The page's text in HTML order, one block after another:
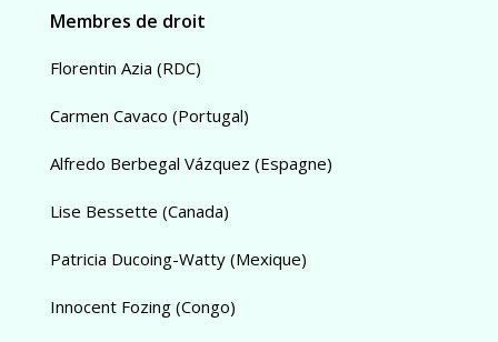
Membres de droit
Florentin Azia (RDC)
Carmen Cavaco (Portugal)
Alfredo Berbegal Vázquez (Espagne)
Lise Bessette (Canada)
Patricia Ducoing-Watty (Mexique)
Innocent Fozing (Congo)